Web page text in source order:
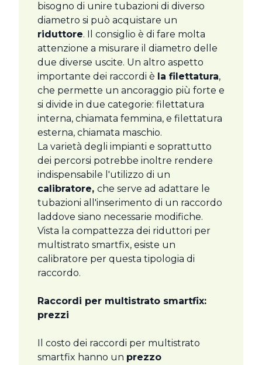
bisogno di unire tubazioni di diverso
diametro si può acquistare un
riduttore. Il consiglio è di fare molta
attenzione a misurare il diametro delle
due diverse uscite. Un altro aspetto
importante dei raccordi è la filettatura,
che permette un ancoraggio più forte e
si divide in due categorie: filettatura
interna, chiamata femmina, e filettatura
esterna, chiamata maschio.
La varietà degli impianti e soprattutto
dei percorsi potrebbe inoltre rendere
indispensabile l'utilizzo di un
calibratore, che serve ad adattare le
tubazioni all'inserimento di un raccordo
laddove siano necessarie modifiche.
Vista la compattezza dei riduttori per
multistrato smartfix, esiste un
calibratore per questa tipologia di
raccordo.
Raccordi per multistrato smartfix:
prezzi
Il costo dei raccordi per multistrato
smartfix hanno un prezzo